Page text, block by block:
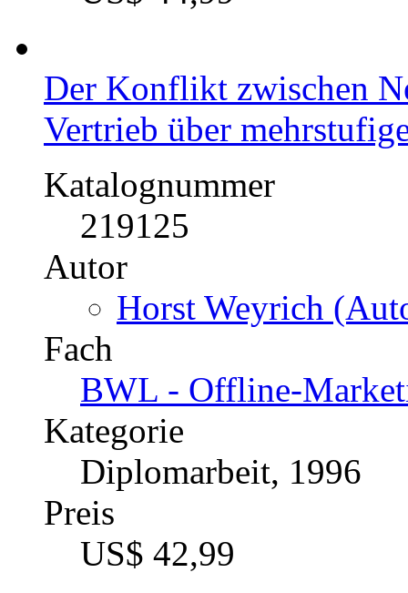
Konflikte, Sicherheit
Kategorie
Magisterarbeit, 2006
Preis
US$ 44,99
Der Konflikt zwischen
Vertrieb über
Katalognummer
219125
Autor